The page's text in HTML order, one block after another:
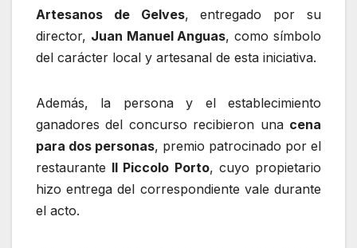
Artesanos de Gelves, entregado por su
director, Juan Manuel Anguas, como símbolo
del carácter local y artesanal de esta iniciativa.
Además, la persona y el establecimiento
ganadores del concurso recibieron una cena
para dos personas, premio patrocinado por el
restaurante Il Piccolo Porto, cuyo propietario
hizo entrega del correspondiente vale durante
el acto.